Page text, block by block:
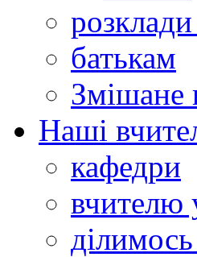
розклади
батькам
Змішане
Наші
кафедри
вчителю